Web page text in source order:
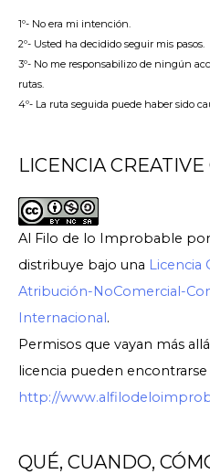
1º- No era mi intención.
2º- Usted ha decidido seguir mis pasos.
3º- No me responsabilizo de ningún
rutas.
4º- La ruta seguida puede haber sido
LICENCIA
Al Filo de lo Improbable por
distribuye bajo una Licencia
Atribución-NoComercial-
Internacional.
Permisos que vayan más
licencia pueden encontrarse
http://
QUÉ, CUANDO,